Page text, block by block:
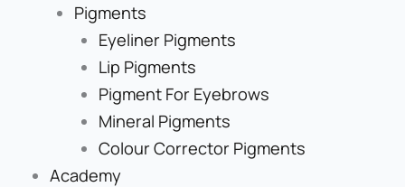
Pigments
Eyeliner Pigments
Lip Pigments
Pigment For Eyebrows
Mineral Pigments
Colour Corrector Pigments
Academy